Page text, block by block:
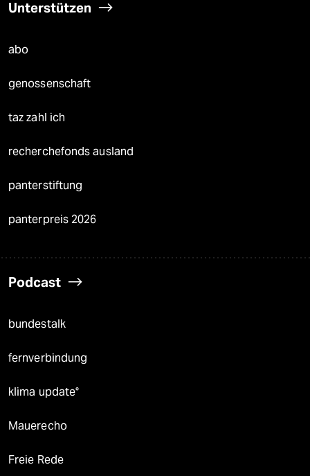
Unterstützen
abo
genossenschaft
taz zahl ich
recherchefonds ausland
panterstiftung
panterpreis 2026
Podcast
bundestalk
fernverbindung
klima update°
Mauerecho
Freie Rede